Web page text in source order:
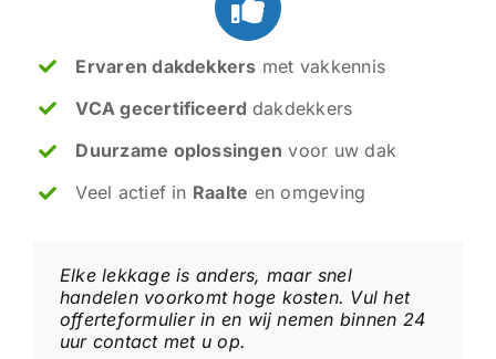
Ervaren dakdekkers met vakkennis
VCA gecertificeerd dakdekkers
Duurzame oplossingen voor uw dak
Veel actief in Raalte en omgeving
Elke lekkage is anders, maar snel
handelen voorkomt hoge kosten. Vul het
offerteformulier in en wij nemen binnen 24
uur contact met u op.